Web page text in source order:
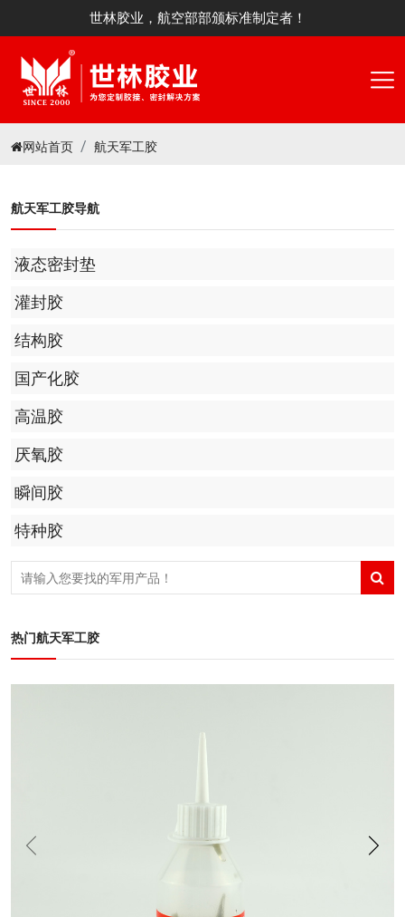
世林胶业，航空部部颁标准制定者！
网站首页 航天军工胶
航天军工胶导航
液态密封垫
灌封胶
结构胶
国产化胶
高温胶
厌氧胶
瞬间胶
特种胶
热门航天军工胶